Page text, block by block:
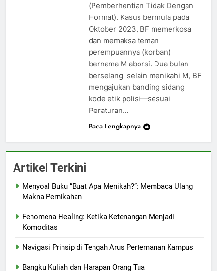
(Pemberhentian Tidak Dengan
Hormat). Kasus bermula pada
Oktober 2023, BF memerkosa
dan memaksa teman
perempuannya (korban)
bernama M aborsi. Dua bulan
berselang, selain menikahi M, BF
mengajukan banding sidang
kode etik polisi—sesuai
Peraturan…
Baca Lengkapnya
Artikel Terkini
Menyoal Buku “Buat Apa Menikah?”: Membaca Ulang
Makna Pernikahan
Fenomena Healing: Ketika Ketenangan Menjadi
Komoditas
Navigasi Prinsip di Tengah Arus Pertemanan Kampus
Bangku Kuliah dan Harapan Orang Tua